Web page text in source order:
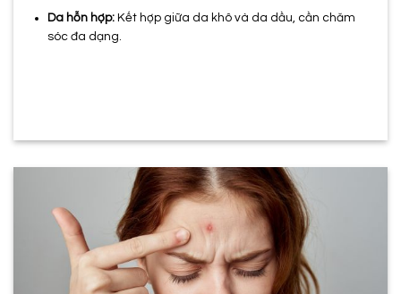
Da hỗn hợp:Kết hợp giữa da khô và da dầu, cần chăm
sóc đa dạng.